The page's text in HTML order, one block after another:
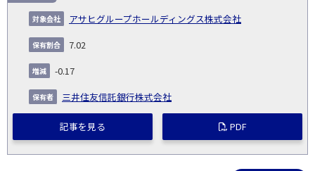
アサヒグループホールディングス株式会社
7.02
-0.17
三井住友信託銀行株式会社
記事を見る PDF